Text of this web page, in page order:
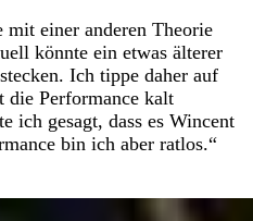
einer anderen Theorie
könnte ein etwas älterer
Ich tippe daher auf
die Performance kalt
ich gesagt, dass es Wincent
bin ich aber ratlos.“